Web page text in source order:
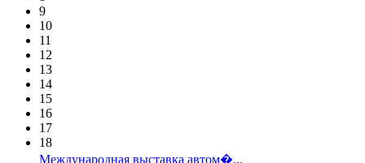
9
10
11
12
13
14
15
16
17
18
Международная выставка автом�...